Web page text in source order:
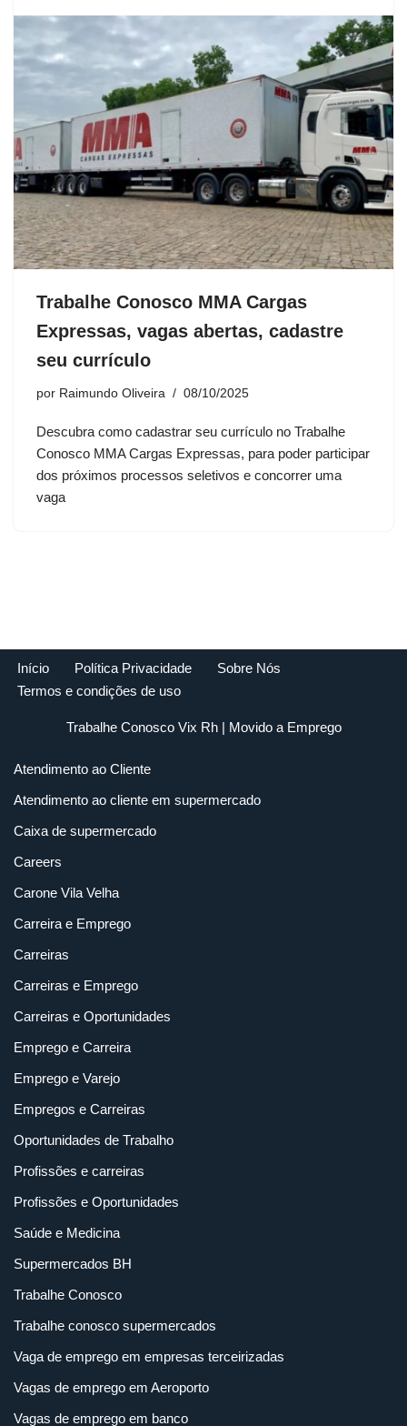
Trabalhe Conosco MMA Cargas
Expressas, vagas abertas, cadastre
seu currículo
por Raimundo Oliveira 08/10/2025
Descubra como cadastrar seu currículo no Trabalhe
Conosco MMA Cargas Expressas, para poder participar
dos próximos processos seletivos e concorrer uma
vaga
Início Política Privacidade
Sobre Nós
Termos e condições de uso
Trabalhe Conosco Vix Rh| Movido a Emprego
Atendimento ao Cliente
Atendimento ao cliente em supermercado
Caixa de supermercado
Careers
Carone Vila Velha
Carreira e Emprego
Carreiras
Carreiras e Emprego
Carreiras e Oportunidades
Emprego e Carreira
Emprego e Varejo
Empregos e Carreiras
Oportunidades de Trabalho
Profissões e carreiras
Profissões e Oportunidades
Saúde e Medicina
Supermercados BH
Trabalhe Conosco
Trabalhe conosco supermercados
Vaga de emprego em empresas terceirizadas
Vagas de emprego em Aeroporto
Vagas de emprego em banco